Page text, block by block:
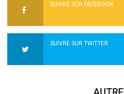
SUIVRE SUR FACEBOOK
SUIVRE SUR TWITTER